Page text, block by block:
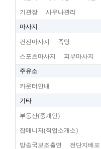
기관장 사우나관리
마사지
건전마사지 족탕
스포츠마사지 피부마사지
주유소
카운터안내
기타
부동산(중개인)
잡메니저(직업소개소)
방송국보조출연 전단지배포